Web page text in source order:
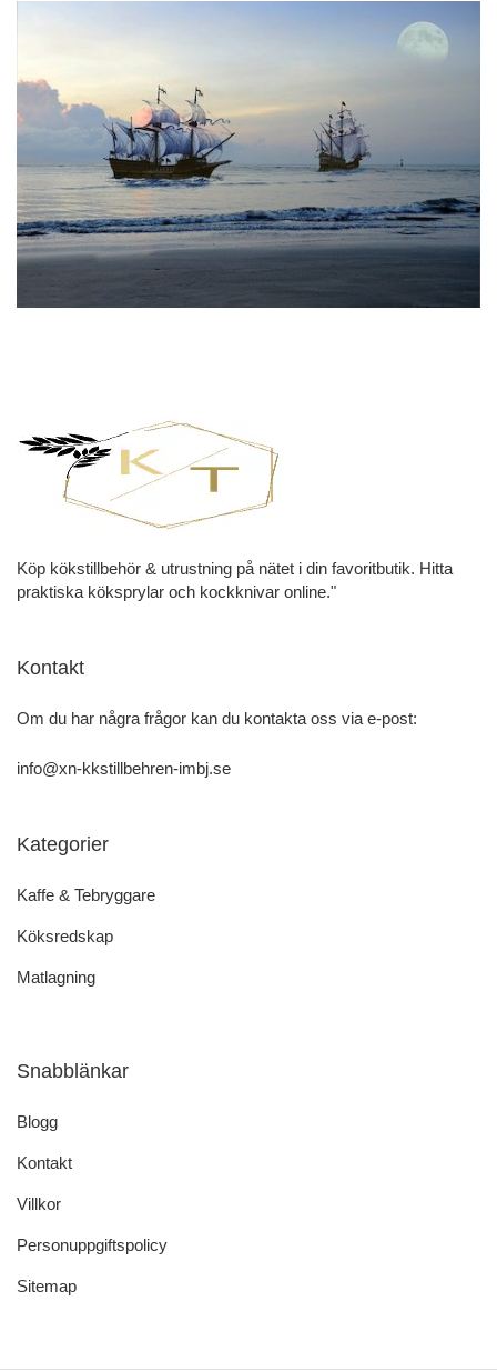
Köp kökstillbehör & utrustning på nätet i din favoritbutik. Hitta
praktiska köksprylar och kockknivar online."
Kontakt
Om du har några frågor kan du kontakta oss via e-post:
info@xn-kkstillbehren-imbj.se
Kategorier
Kaffe & Tebryggare
Köksredskap
Matlagning
Snabblänkar
Blogg
Kontakt
Villkor
Personuppgiftspolicy
Sitemap